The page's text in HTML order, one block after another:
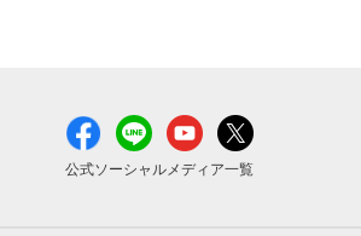
公式ソーシャルメディア一覧